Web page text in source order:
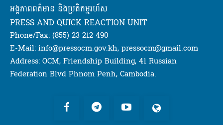
អង្គភាពពត៌មាន និងប្រតិកម្មរហ័ស
PRESS AND QUICK REACTION UNIT
Phone/Fax: (855) 23 212 490
E-Mail: info@pressocm.gov.kh, pressocm@gmail.com
Address: OCM, Friendship Building, 41 Russian
Federation Blvd Phnom Penh, Cambodia.